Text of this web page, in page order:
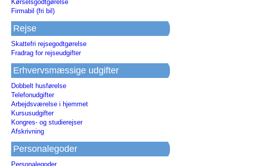
Kørselsgodtgørelse
Firmabil (fri bil)
Rejse
Skattefri rejsegodtgørelse
Fradrag for rejseudgifter
Erhvervsmæssige udgifter
Dobbelt husførelse
Telefonudgifter
Arbejdsværelse i hjemmet
Kursusudgifter
Kongres- og studierejser
Afskrivning
Personalegoder
Personalegoder